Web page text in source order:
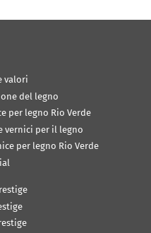
valori
del legno
per legno Rio Verde
vernici per il legno
per legno Rio Verde